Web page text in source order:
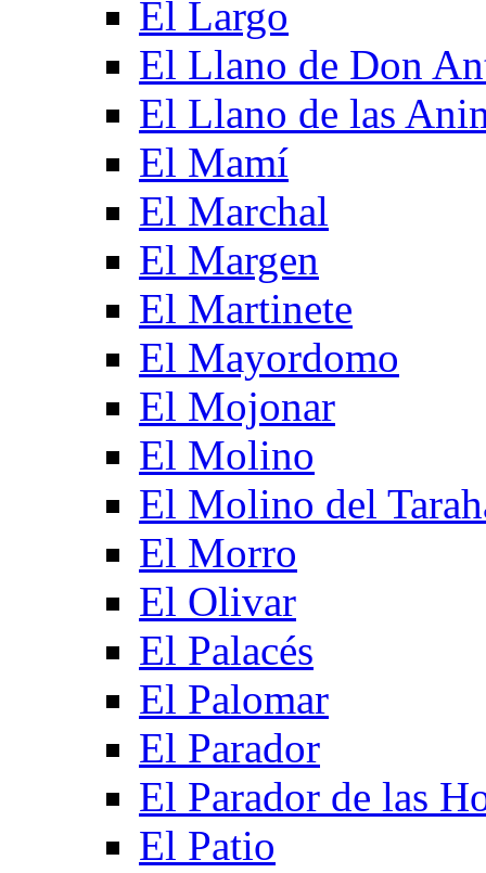
El Largo
El Llano de Don
El Llano de las
El Mamí
El Marchal
El Margen
El Martinete
El Mayordomo
El Mojonar
El Molino
El Molino del
El Morro
El Olivar
El Palacés
El Palomar
El Parador
El Parador de las
El Patio